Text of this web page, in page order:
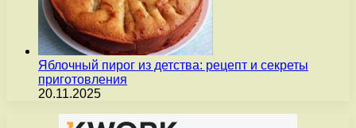
Яблочный пирог из детства: рецепт и секреты
приготовления
20.11.2025